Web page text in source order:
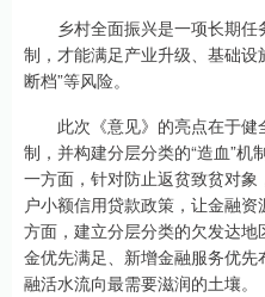
乡村全面振兴是一项长期任
制，才能满足产业升级、基础设
断档”等风险。
此次《意见》的亮点在于健
制，并构建分层分类的“造血”机
一方面，针对防止返贫致贫对
户小额信用贷款政策，让金融
方面，建立分层分类的欠发达
金优先满足、新增金融服务优
融活水流向最需要滋润的土壤。